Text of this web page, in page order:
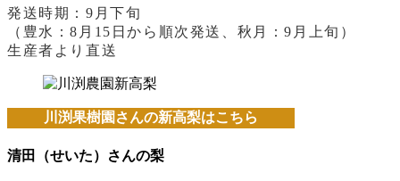
発送時期：9月下旬
（豊水：8月15日から順次発送、秋月：9月上旬）
生産者より直送
川渕果樹園さんの新高梨はこちら
清田（せいた）さんの梨